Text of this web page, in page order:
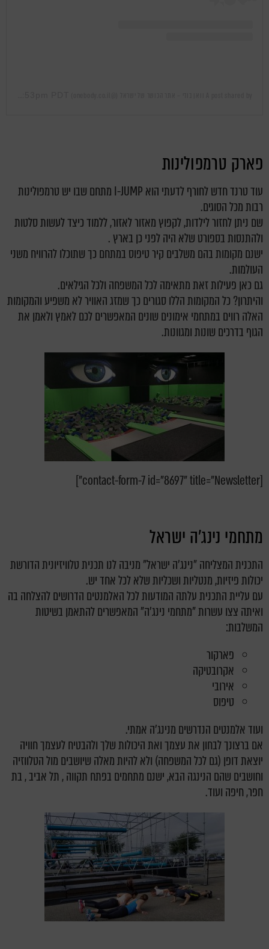
פארק טרמפולינות
עוד טרנד חדש לחורף לדעתי הוא I-JUMP מתחם שבו יש טרמפולינות
רבות מכל הסוגים.
שם ניתן לחזור לילדות, לקפוץ מאזור לאזור, ללמוד כיצד לעשות סלטות
ולהתנסות בספורט שלא היה לפני כן בארץ .
ישנם מקומות בהם משלבים קיר טיפוס במתחם כך שתוכלו להרוויח משני
העולמות.
גם כאן פעילות זאת מתאימה לכל המשפחה ולכל הגילאים.
והיתרון? כל המקומות הללו סגורים כך שמזג האוויר לא משפיע והמקומות
האלה רווים במתחמי אימונים שונים המאפשרים לכם לאמץ ולאמן את
הגוף בדרכים שונות ומגוונות.
[contact-form-7 id="8697" title="Newsletter"]
מתחמי נינג'ה ישראל
התכנית המצליחה "נינג'ה ישראל" מניבה לנו תכנית טלוויזיונית הדורשת
יכולות פיזיות, מנטליות ושכליות שלא לכל אחד יש.
עם עליית התכנית עלתה המודעות לכל האלמנטים הדרושים להצלחה בה
ואיתה צצו עשרות "מתחמי נינג'ה" המאפשרים להתאמן בשיטות
המשלבות:
פארקור
אקרובטיקה
אירובי
טיפוס
ועוד אלמנטים הנדרשים מנינג'ה אמתי.
אם ברצונך לבחון את עצמך ואת היכולות שלך ולהבטיח לעצמך חוויה
יוצאת דופן (גם לכל המשפחה) ולא להיות מאלה שיושבים מול הטלווזיה
וחושבים שהם הנינגה הבא, ישנם מתחמים בפתח תקווה , תל אביב , בת
חפר, חיפה ועוד.